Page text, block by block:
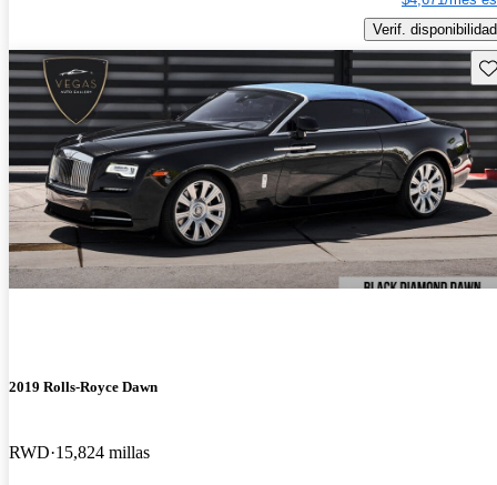
Verif. disponibilidad
2019 Rolls-Royce Dawn
RWD 15,824 millas